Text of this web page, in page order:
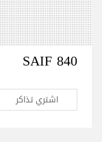
SAIF 840
اشتري تذاكر